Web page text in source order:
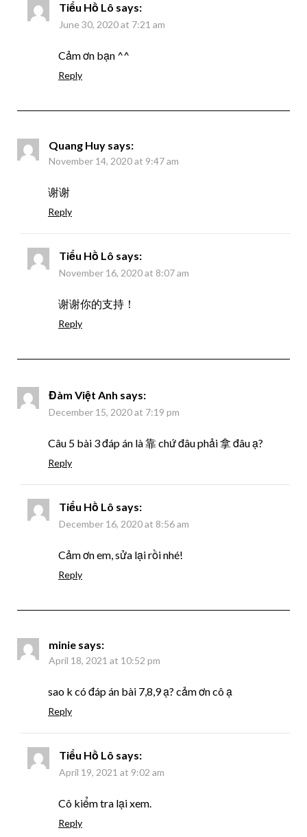
Tiểu Hồ Lô says:
June 30, 2020 at 7:21 am
Cảm ơn bạn ^^
Reply
Quang Huy says:
November 14, 2020 at 9:47 am
谢谢
Reply
Tiểu Hồ Lô says:
November 16, 2020 at 8:07 am
谢谢你的支持！
Reply
Đàm Việt Anh says:
December 15, 2020 at 7:19 pm
Câu 5 bài 3 đáp án là 靠 chứ đâu phải 拿 đâu ạ?
Reply
Tiểu Hồ Lô says:
December 16, 2020 at 8:56 am
Cảm ơn em, sửa lại rồi nhé!
Reply
minie says:
April 18, 2021 at 10:52 pm
sao k có đáp án bài 7,8,9 ạ? cảm ơn cô ạ
Reply
Tiểu Hồ Lô says:
April 19, 2021 at 9:02 am
Cô kiểm tra lại xem.
Reply